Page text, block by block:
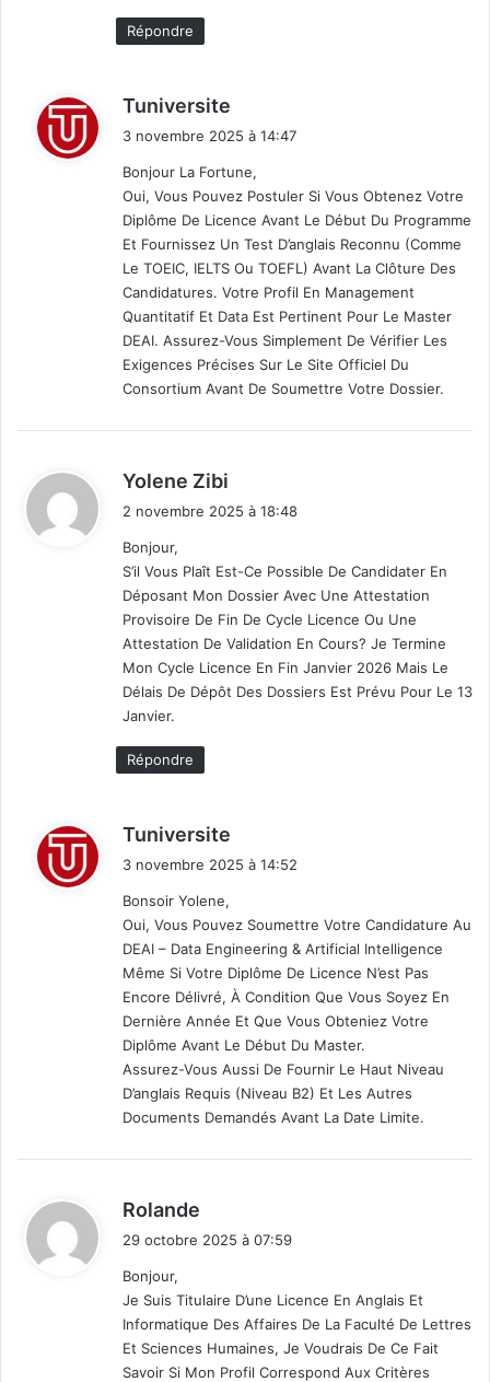
Répondre
Tuniversite
:
3 novembre 2025 à 14:47
Bonjour La Fortune,
Oui, Vous Pouvez Postuler Si Vous Obtenez Votre
Diplôme De Licence Avant Le Début Du Programme
Et Fournissez Un Test D’anglais Reconnu (comme
Le TOEIC, IELTS Ou TOEFL) Avant La Clôture Des
Candidatures. Votre Profil En Management
Quantitatif Et Data Est Pertinent Pour Le Master
DEAI. Assurez-Vous Simplement De Vérifier Les
Exigences Précises Sur Le Site Officiel Du
Consortium Avant De Soumettre Votre Dossier.
Yolene Zibi
:
2 novembre 2025 à 18:48
Bonjour,
S’il Vous Plaît Est-Ce Possible De Candidater En
Déposant Mon Dossier Avec Une Attestation
Provisoire De Fin De Cycle Licence Ou Une
Attestation De Validation En Cours? Je Termine
Mon Cycle Licence En Fin Janvier 2026 Mais Le
Délais De Dépôt Des Dossiers Est Prévu Pour Le 13
Janvier.
Répondre
Tuniversite
:
3 novembre 2025 à 14:52
Bonsoir Yolene,
Oui, Vous Pouvez Soumettre Votre Candidature Au
DEAI – Data Engineering & Artificial Intelligence
Même Si Votre Diplôme De Licence N’est Pas
Encore Délivré, À Condition Que Vous Soyez En
Dernière Année Et Que Vous Obteniez Votre
Diplôme Avant Le Début Du Master.
Assurez-Vous Aussi De Fournir Le Haut Niveau
D’anglais Requis (niveau B2) Et Les Autres
Documents Demandés Avant La Date Limite.
Rolande
:
29 octobre 2025 à 07:59
Bonjour,
Je Suis Titulaire D’une Licence En Anglais Et
Informatique Des Affaires De La Faculté De Lettres
Et Sciences Humaines, Je Voudrais De Ce Fait
Savoir Si Mon Profil Correspond Aux Critères